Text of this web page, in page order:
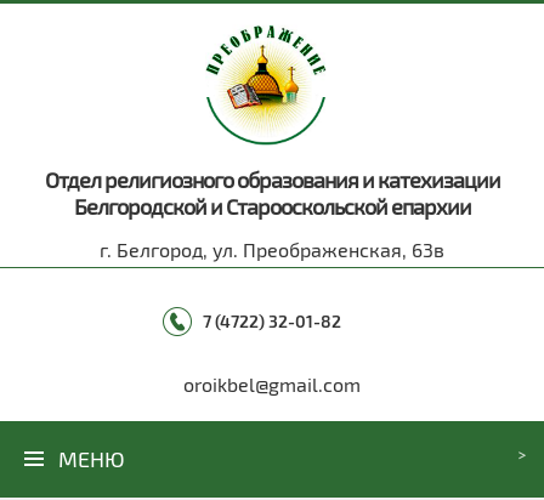
Отдел религиозного образования и катехизации
Белгородской и Старооскольской епархии
г. Белгород, ул. Преображенская, 63в
7 (4722) 32-01-82
oroikbel@gmail.com
МЕНЮ